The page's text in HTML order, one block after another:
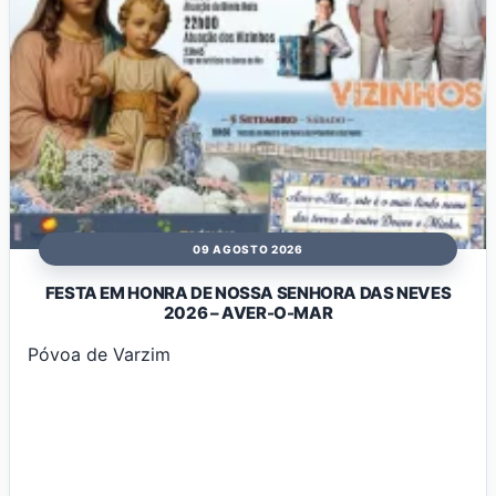
09 AGOSTO 2026
FESTA EM HONRA DE NOSSA SENHORA DAS NEVES
2026 – AVER-O-MAR
Póvoa de Varzim